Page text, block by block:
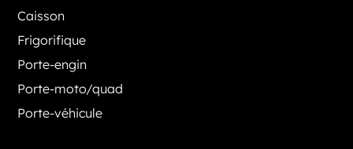
Caisson
Frigorifique
Porte-engin
Porte-moto/quad
Porte-véhicule